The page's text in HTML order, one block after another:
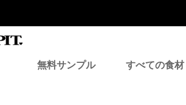
無料サンプル すべての食材